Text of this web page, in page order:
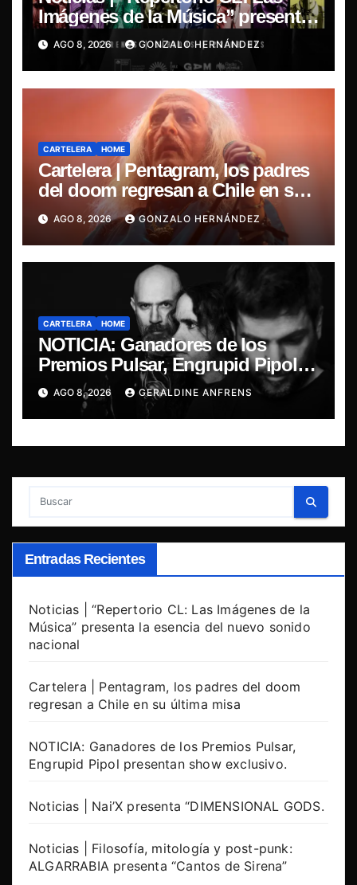
Imágenes de la Música” presenta
la esencia del nuevo sonido
nacional
AGO 8, 2026 GONZALO HERNÁNDEZ
CARTELERA HOME
Cartelera | Pentagram, los padres
del doom regresan a Chile en su
última misa
AGO 8, 2026 GONZALO HERNÁNDEZ
CARTELERA HOME
NOTICIA: Ganadores de los
Premios Pulsar, Engrupid Pipol
presentan show exclusivo.
AGO 8, 2026 GERALDINE ANFRENS
Entradas Recientes
Noticias | “Repertorio CL: Las Imágenes de la
Música” presenta la esencia del nuevo sonido
nacional
Cartelera | Pentagram, los padres del doom
regresan a Chile en su última misa
NOTICIA: Ganadores de los Premios Pulsar,
Engrupid Pipol presentan show exclusivo.
Noticias | Nai’X presenta “DIMENSIONAL GODS.
Noticias | Filosofía, mitología y post-punk:
ALGARRABIA presenta “Cantos de Sirena”